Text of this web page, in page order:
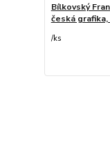
Bílkovský
česká grafika,
/ks